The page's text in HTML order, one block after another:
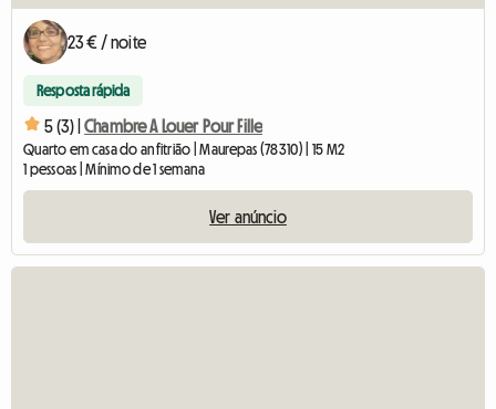
23 € / noite
Resposta rápida
5 (3) | Chambre A Louer Pour Fille
Quarto em casa do anfitrião | Maurepas (78310) | 15 M2
1 pessoas | Mínimo de 1 semana
Ver anúncio